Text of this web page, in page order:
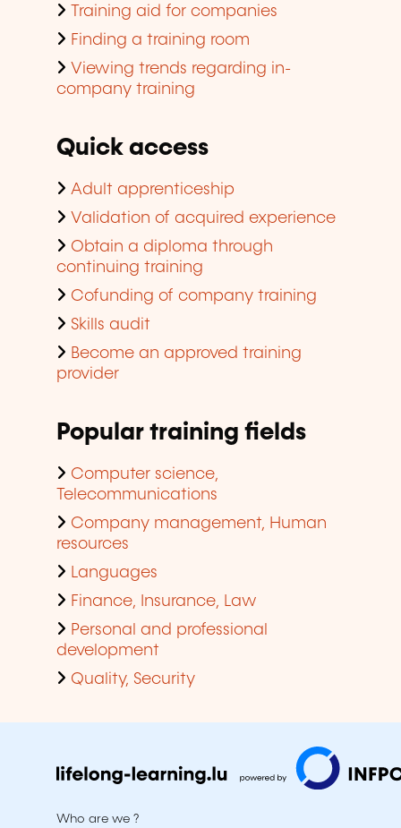
Training aid for companies
Finding a training room
Viewing trends regarding in-
company training
Quick access
Adult apprenticeship
Validation of acquired experience
Obtain a diploma through
continuing training
Cofunding of company training
Skills audit
Become an approved training
provider
Popular training fields
Computer science,
Telecommunications
Company management, Human
resources
Languages
Finance, Insurance, Law
Personal and professional
development
Quality, Security
Who are we ?